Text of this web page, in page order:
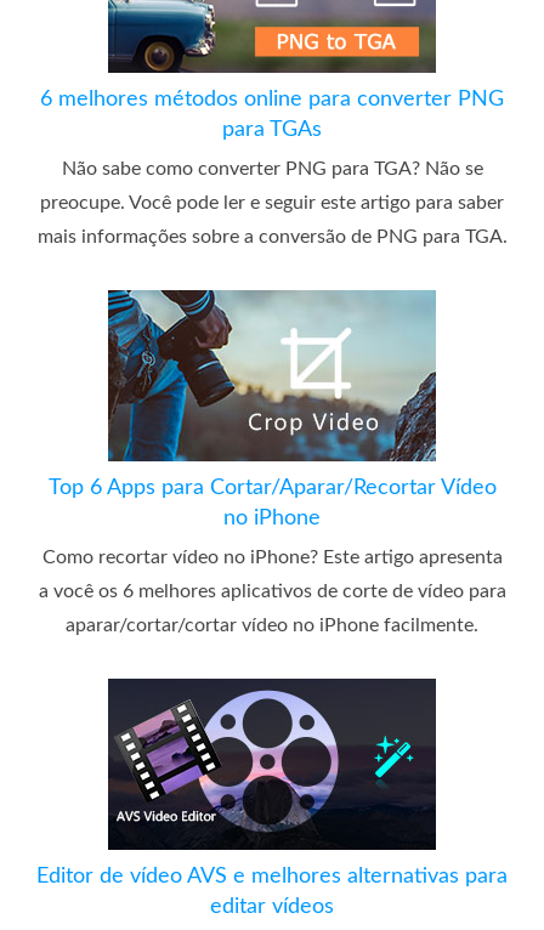
6 melhores métodos online para converter PNG
para TGAs
Não sabe como converter PNG para TGA? Não se
preocupe. Você pode ler e seguir este artigo para saber
mais informações sobre a conversão de PNG para TGA.
Top 6 Apps para Cortar/Aparar/Recortar Vídeo
no iPhone
Como recortar vídeo no iPhone? Este artigo apresenta
a você os 6 melhores aplicativos de corte de vídeo para
aparar/cortar/cortar vídeo no iPhone facilmente.
Editor de vídeo AVS e melhores alternativas para
editar vídeos